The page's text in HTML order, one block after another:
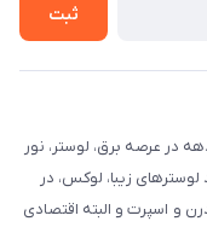
ثبت
در عرصه برق، لوستر، نور
زیبا، لوکس، در
و اسپرت و البته اقتصادی